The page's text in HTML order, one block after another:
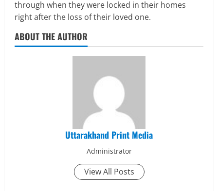
through when they were locked in their homes
right after the loss of their loved one.
ABOUT THE AUTHOR
Uttarakhand Print Media
Administrator
View All Posts